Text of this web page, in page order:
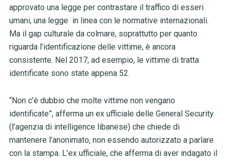
approvato una legge per contrastare il traffico di esseri
umani, una legge in linea con le normative internazionali.
Ma il gap culturale da colmare, soprattutto per quanto
riguarda l’identificazione delle vittime, è ancora
consistente. Nel 2017, ad esempio, le vittime di tratta
identificate sono state appena 52.
“Non c’è dubbio che molte vittime non vengano
identificate”, afferma un ex ufficiale delle General Security
(l’agenzia di intelligence libanese) che chiede di
mantenere l’anonimato, non essendo autorizzato a parlare
con la stampa. L’ex ufficiale, che afferma di aver indagato il